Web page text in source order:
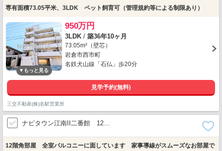
専有面積73.05平米、3LDK ペット飼育可（管理規約等による制限あり）
950万円
3LDK / 築36年10ヶ月
73.05m²（壁芯）
岩倉市西市町
名鉄犬山線「石仏」歩20分
見学予約(無料)
三交不動産(株)名駅営業所
ナビタウン江南II二番館 12…
12階角部屋 全室バルコニーに面しています 家事導線がスムーズなお部屋で